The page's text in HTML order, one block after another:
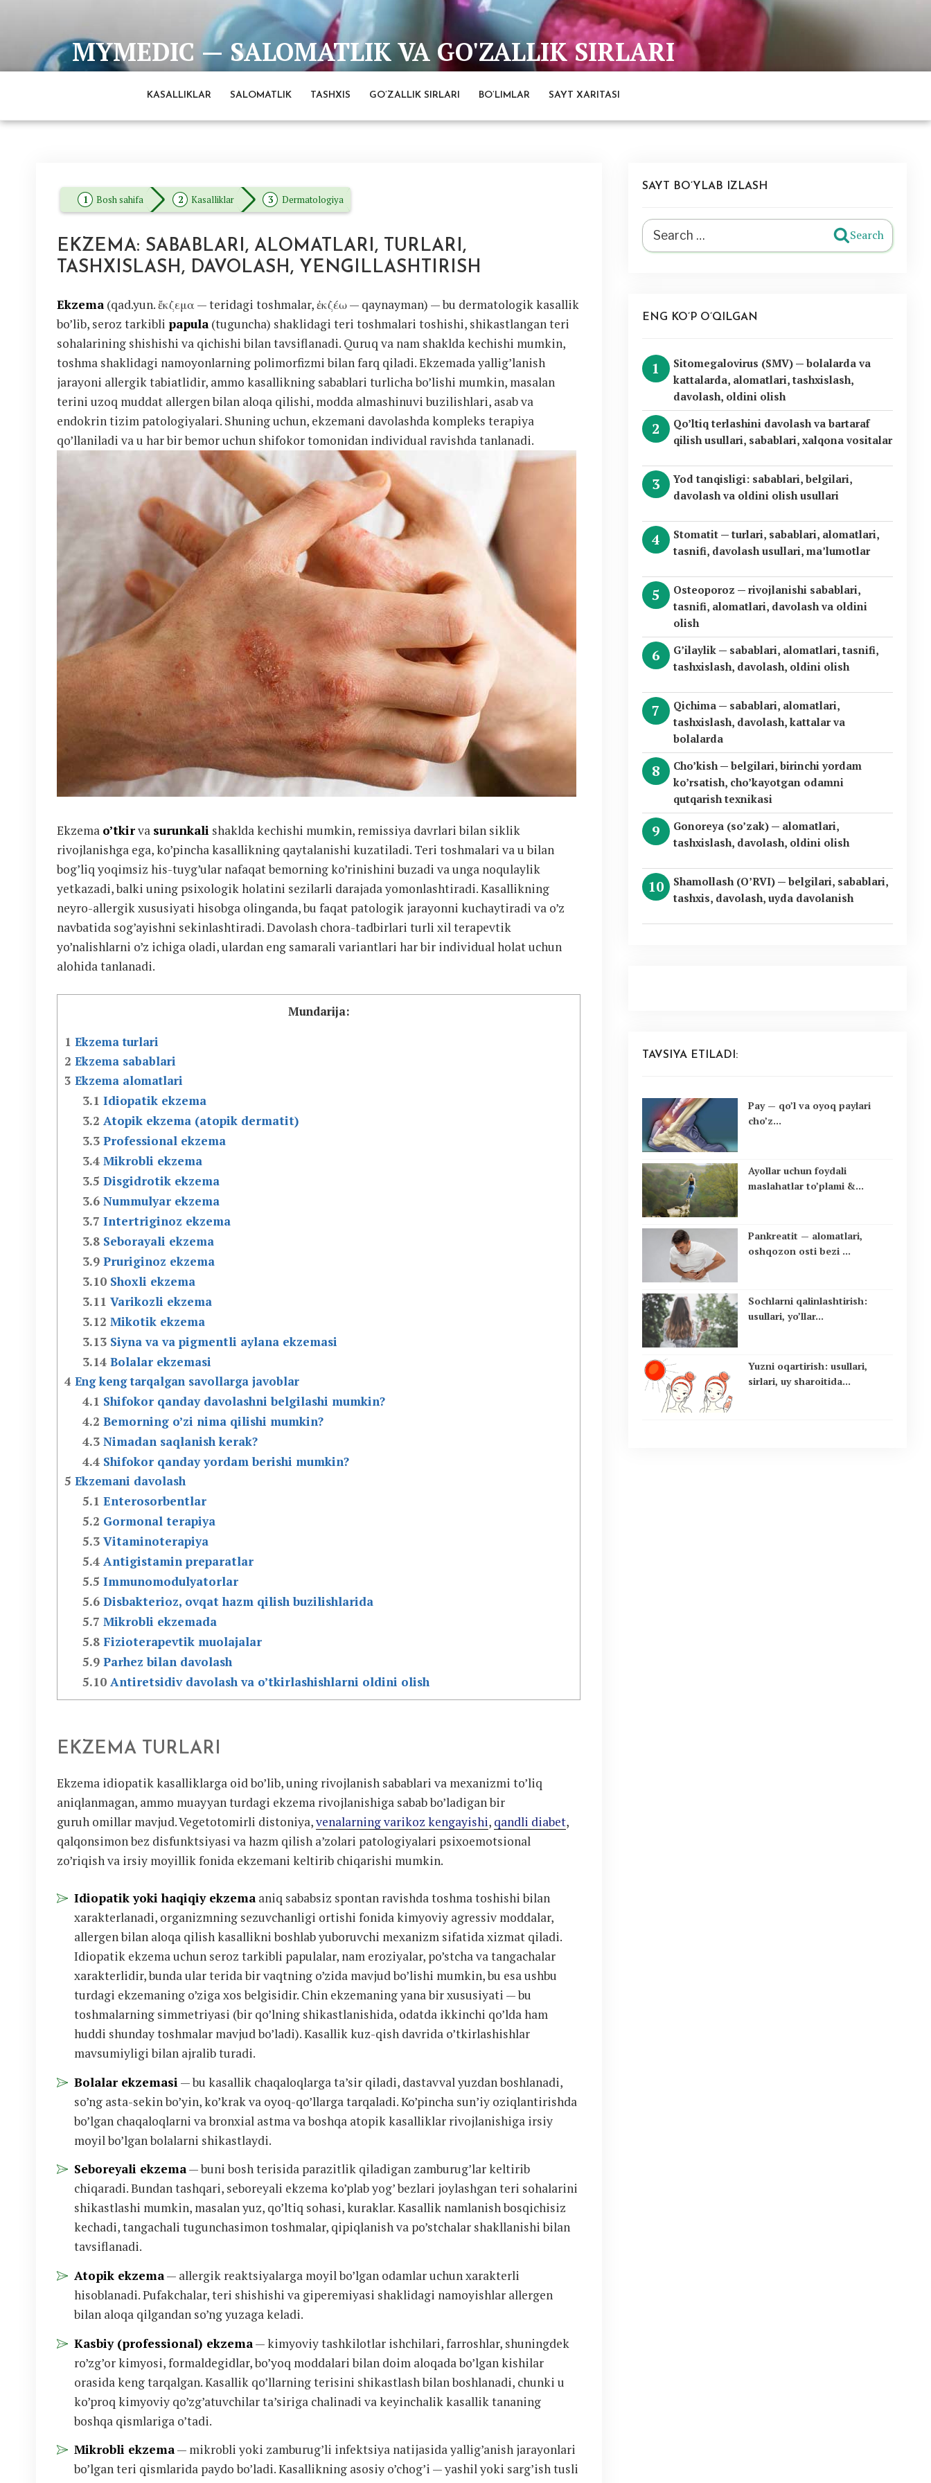
MYMEDIC — SALOMATLIK VA GO'ZALLIK SIRLARI
Barcha eng ishonchli va to'liq ma'lumotlar manbai
KASALLIKLAR SALOMATLIK TASHXIS GO’ZALLIK SIRLARI BO’LIMLAR SAYT XARITASI
Bosh sahifa Kasalliklar Dermatologiya
EKZEMA: SABABLARI, ALOMATLARI, TURLARI,
TASHXISLASH, DAVOLASH, YENGILLASHTIRISH
Ekzema(qad.yun. ἔκζεμα — teridagi toshmalar, ἐκζέω — qaynayman) — bu dermatologik kasallik
bo’lib, seroz tarkibli papula(tuguncha) shaklidagi teri toshmalari toshishi, shikastlangan teri
sohalarining shishishi va qichishi bilan tavsiflanadi. Quruq va nam shaklda kechishi mumkin,
toshma shaklidagi namoyonlarning polimorfizmi bilan farq qiladi. Ekzemada yallig’lanish
jarayoni allergik tabiatlidir, ammo kasallikning sabablari turlicha bo’lishi mumkin, masalan
terini uzoq muddat allergen bilan aloqa qilishi, modda almashinuvi buzilishlari, asab va
endokrin tizim patologiyalari. Shuning uchun, ekzemani davolashda kompleks terapiya
qo’llaniladi va u har bir bemor uchun shifokor tomonidan individual ravishda tanlanadi.
Ekzema o’tkirva surunkali shaklda kechishi mumkin, remissiya davrlari bilan siklik
rivojlanishga ega, ko’pincha kasallikning qaytalanishi kuzatiladi. Teri toshmalari va u bilan
bog’liq yoqimsiz his-tuyg’ular nafaqat bemorning ko’rinishini buzadi va unga noqulaylik
yetkazadi, balki uning psixologik holatini sezilarli darajada yomonlashtiradi. Kasallikning
neyro-allergik xususiyati hisobga olinganda, bu faqat patologik jarayonni kuchaytiradi va o’z
navbatida sog’ayishni sekinlashtiradi. Davolash chora-tadbirlari turli xil terapevtik
yo’nalishlarni o’z ichiga oladi, ulardan eng samarali variantlari har bir individual holat uchun
alohida tanlanadi.
Mundarija:
1 Ekzema turlari
2 Ekzema sabablari
3 Ekzema alomatlari
3.1 Idiopatik ekzema
3.2 Atopik ekzema (atopik dermatit)
3.3Professional ekzema
3.4Mikrobli ekzema
3.5 Disgidrotik ekzema
3.6Nummulyar ekzema
3.7 Intertriginoz ekzema
3.8Seborayali ekzema
3.9Pruriginoz ekzema
3.10Shoxli ekzema
3.11 Varikozli ekzema
3.12 Mikotik ekzema
3.13Siyna va va pigmentli aylana ekzemasi
3.14Bolalar ekzemasi
4 Eng keng tarqalgan savollarga javoblar
4.1 Shifokor qanday davolashni belgilashi mumkin?
4.2 Bemorning o’zi nima qilishi mumkin?
4.3Nimadan saqlanish kerak?
4.4Shifokor qanday yordam berishi mumkin?
5 Ekzemani davolash
5.1 Enterosorbentlar
5.2 Gormonal terapiya
5.3Vitaminoterapiya
5.4Antigistamin preparatlar
5.5 Immunomodulyatorlar
5.6Disbakterioz, ovqat hazm qilish buzilishlarida
5.7 Mikrobli ekzemada
5.8Fizioterapevtik muolajalar
5.9Parhez bilan davolash
5.10Antiretsidiv davolash va o’tkirlashishlarni oldini olish
EKZEMA TURLARI
Ekzema idiopatik kasalliklarga oid bo’lib, uning rivojlanish sabablari va mexanizmi to’liq
aniqlanmagan, ammo muayyan turdagi ekzema rivojlanishiga sabab bo’ladigan bir
guruh omillar mavjud. Vegetotomirli distoniya,venalarning varikoz kengayishi, qandli diabet,
qalqonsimon bez disfunktsiyasi va hazm qilish a’zolari patologiyalari psixoemotsional
zo’riqish va irsiy moyillik fonida ekzemani keltirib chiqarishi mumkin.
Idiopatik yoki haqiqiy ekzemaaniq sababsiz spontan ravishda toshma toshishi bilan
xarakterlanadi, organizmning sezuvchanligi ortishi fonida kimyoviy agressiv moddalar,
allergen bilan aloqa qilish kasallikni boshlab yuboruvchi mexanizm sifatida xizmat qiladi.
Idiopatik ekzema uchun seroz tarkibli papulalar, nam eroziyalar, po’stcha va tangachalar
xarakterlidir, bunda ular terida bir vaqtning o’zida mavjud bo’lishi mumkin, bu esa ushbu
turdagi ekzemaning o’ziga xos belgisidir. Chin ekzemaning yana bir xususiyati — bu
toshmalarning simmetriyasi (bir qo’lning shikastlanishida, odatda ikkinchi qo’lda ham
huddi shunday toshmalar mavjud bo’ladi). Kasallik kuz-qish davrida o’tkirlashishlar
mavsumiyligi bilan ajralib turadi.
Bolalar ekzemasi — bu kasallik chaqaloqlarga ta’sir qiladi, dastavval yuzdan boshlanadi,
so’ng asta-sekin bo’yin, ko’krak va oyoq-qo’llarga tarqaladi. Ko’pincha sun’iy oziqlantirishda
bo’lgan chaqaloqlarni va bronxial astma va boshqa atopik kasalliklar rivojlanishiga irsiy
moyil bo’lgan bolalarni shikastlaydi.
Seboreyali ekzema— buni bosh terisida parazitlik qiladigan zamburug’lar keltirib
chiqaradi. Bundan tashqari, seboreyali ekzema ko’plab yog’ bezlari joylashgan teri sohalarini
shikastlashi mumkin, masalan yuz, qo’ltiq sohasi, kuraklar. Kasallik namlanish bosqichisiz
kechadi, tangachali tugunchasimon toshmalar, qipiqlanish va po’stchalar shakllanishi bilan
tavsiflanadi.
Atopik ekzema— allergik reaktsiyalarga moyil bo’lgan odamlar uchun xarakterli
hisoblanadi. Pufakchalar, teri shishishi va giperemiyasi shaklidagi namoyishlar allergen
bilan aloqa qilgandan so’ng yuzaga keladi.
Kasbiy (professional) ekzema— kimyoviy tashkilotlar ishchilari, farroshlar, shuningdek
ro’zg’or kimyosi, formaldegidlar, bo’yoq moddalari bilan doim aloqada bo’lgan kishilar
orasida keng tarqalgan. Kasallik qo’llarning terisini shikastlash bilan boshlanadi, chunki u
ko’proq kimyoviy qo’zg’atuvchilar ta’siriga chalinadi va keyinchalik kasallik tananing
boshqa qismlariga o’tadi.
Mikrobli ekzema— mikrobli yoki zamburug’li infektsiya natijasida yallig’anish jarayonlari
bo’lgan teri qismlarida paydo bo’ladi. Kasallikning asosiy o’chog’i — yashil yoki sarg’ish tusli
SAYT BO’YLAB IZLASH
Search
for:
Search
ENG KO’P O’QILGAN
Sitomegalovirus (SMV) — bolalarda va
kattalarda, alomatlari, tashxislash,
davolash, oldini olish
Qo’ltiq terlashini davolash va bartaraf
qilish usullari, sabablari, xalqona vositalar
Yod tanqisligi: sabablari, belgilari,
davolash va oldini olish usullari
Stomatit — turlari, sabablari, alomatlari,
tasnifi, davolash usullari, ma’lumotlar
Osteoporoz — rivojlanishi sabablari,
tasnifi, alomatlari, davolash va oldini
olish
G’ilaylik — sabablari, alomatlari, tasnifi,
tashxislash, davolash, oldini olish
Qichima — sabablari, alomatlari,
tashxislash, davolash, kattalar va
bolalarda
Cho’kish — belgilari, birinchi yordam
ko’rsatish, cho’kayotgan odamni
qutqarish texnikasi
Gonoreya (so’zak) — alomatlari,
tashxislash, davolash, oldini olish
Shamollash (O’RVI) — belgilari, sabablari,
tashxis, davolash, uyda davolanish
TAVSIYA ETILADI:
Pay — qo’l va oyoq paylari
cho’z...
Ayollar uchun foydali
maslahatlar to’plami &...
Pankreatit — alomatlari,
oshqozon osti bezi ...
Sochlarni qalinlashtirish:
usullari, yo’llar...
Yuzni oqartirish: usullari,
sirlari, uy sharoitida...